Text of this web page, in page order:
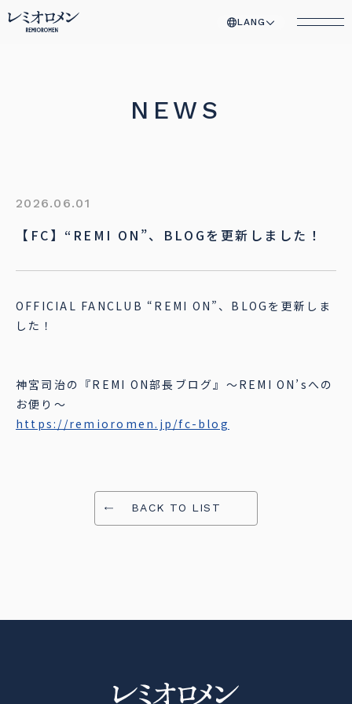
NEWS
2026.06.01
【FC】“REMI ON”、BLOGを更新しました！
OFFICIAL FANCLUB “REMI ON”、BLOGを更新しま
した！
神宮司治の『REMI ON部長ブログ』〜REMI ON’sへの
お便り〜
https://remioromen.jp/fc-blog
BACK TO LIST
レミオロメン OFFICIAL SITE
LANG